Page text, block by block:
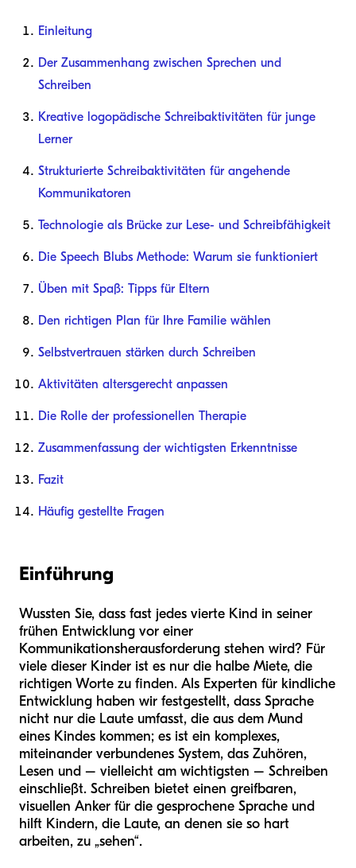
Einleitung
Der Zusammenhang zwischen Sprechen und
Schreiben
Kreative logopädische Schreibaktivitäten für junge
Lerner
Strukturierte Schreibaktivitäten für angehende
Kommunikatoren
Technologie als Brücke zur Lese- und Schreibfähigkeit
Die Speech Blubs Methode: Warum sie funktioniert
Üben mit Spaß: Tipps für Eltern
Den richtigen Plan für Ihre Familie wählen
Selbstvertrauen stärken durch Schreiben
Aktivitäten altersgerecht anpassen
Die Rolle der professionellen Therapie
Zusammenfassung der wichtigsten Erkenntnisse
Fazit
Häufig gestellte Fragen
Einführung
Wussten Sie, dass fast jedes vierte Kind in seiner
frühen Entwicklung vor einer
Kommunikationsherausforderung stehen wird? Für
viele dieser Kinder ist es nur die halbe Miete, die
richtigen Worte zu finden. Als Experten für kindliche
Entwicklung haben wir festgestellt, dass Sprache
nicht nur die Laute umfasst, die aus dem Mund
eines Kindes kommen; es ist ein komplexes,
miteinander verbundenes System, das Zuhören,
Lesen und – vielleicht am wichtigsten – Schreiben
einschließt. Schreiben bietet einen greifbaren,
visuellen Anker für die gesprochene Sprache und
hilft Kindern, die Laute, an denen sie so hart
arbeiten, zu „sehen“.